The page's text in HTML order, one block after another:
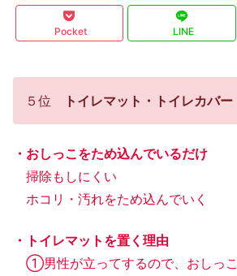
Pocket LINE
５位 トイレマット・トイレカバー
・おしっこをため込んでいるだけ
掃除もしにくい
ホコリ・汚れをため込んでいく
・トイレマットを置く理由
①男性が立ってするので、おしっ